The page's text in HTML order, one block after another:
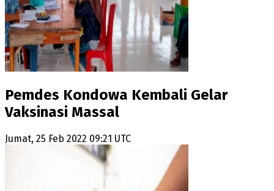
Pemdes Kondowa Kembali Gelar
Vaksinasi Massal
Jumat, 25 Feb 2022 09:21 UTC